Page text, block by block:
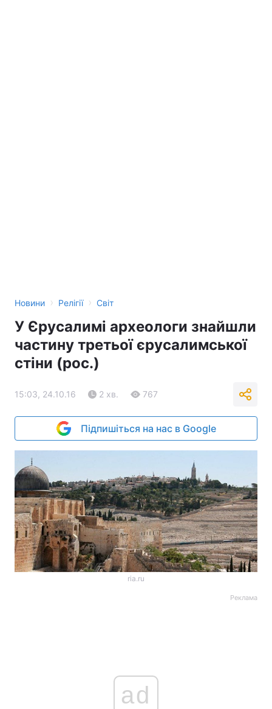
Новини › Релігії › Світ
У Єрусалимі археологи знайшли
частину третьої єрусалимської
стіни (рос.)
15:03, 24.10.16 2 хв. 767
Підпишіться на нас в Google
ria.ru
Реклама
ad